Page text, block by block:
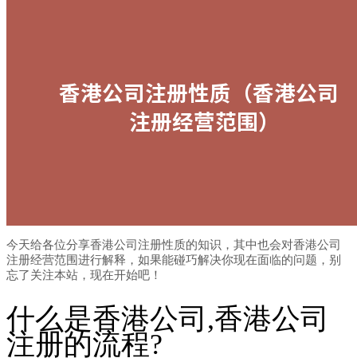
今天给各位分享香港公司注册性质的知识，其中也会对香港公司
注册经营范围进行解释，如果能碰巧解决你现在面临的问题，别
忘了关注本站，现在开始吧！
什么是香港公司,香港公司
注册的流程?